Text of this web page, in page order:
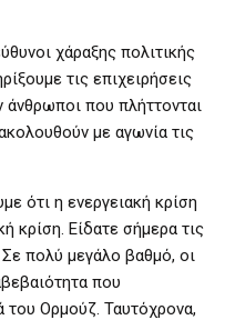
χάραξης πολιτικής
τις επιχειρήσεις
άνθρωποι που πλήττονται
με αγωνία τις
ότι η ενεργειακή κρίση
κρίση. Είδατε σήμερα τις
πολύ μεγάλο βαθμό, οι
που
του Ορμούζ. Ταυτόχρονα,